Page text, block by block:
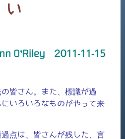
い
O’Riley 2011-11-15
皆さん。また、標識が過
いろいろなものがやって来
点は、皆さんが残した、言